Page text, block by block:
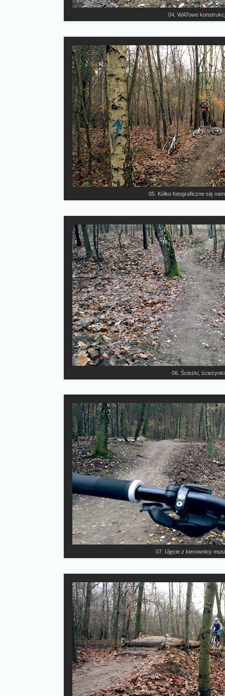
04. WATowe
05. Kółko fotograficzne się
06. Ścieżki, ścieżynki
07. Ujęcie z kierownicy